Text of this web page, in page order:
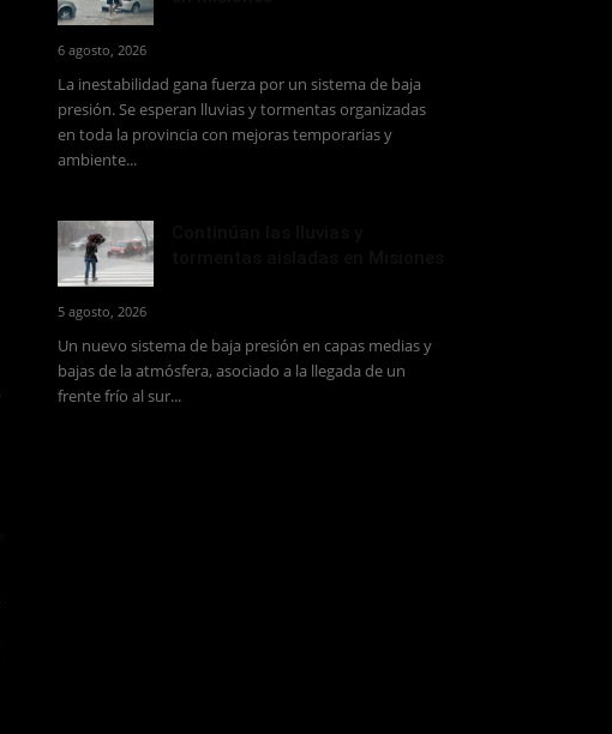
6 agosto, 2026
La inestabilidad gana fuerza por un sistema de baja
presión. Se esperan lluvias y tormentas organizadas
en toda la provincia con mejoras temporarias y
ambiente...
5 agosto, 2026
Un nuevo sistema de baja presión en capas medias y
bajas de la atmósfera, asociado a la llegada de un
frente frío al sur...